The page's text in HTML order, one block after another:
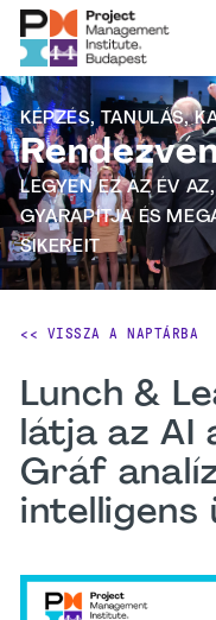
KÉPZÉS, TANULÁS,
LEGYEN EZ AZ ÉV
GYARAPÍTJA ÉS
SIKEREIT
<< VISSZA A NAPTÁRBA
Lunch &
látja az AI
Gráf
intelligens